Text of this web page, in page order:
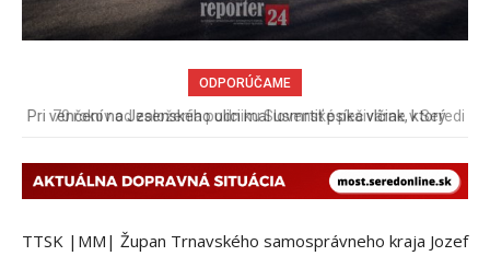
ODPORÚČAME
70 rokov od založenia podniku Slovenské pečivárne v Seredi
TTSK |MM| Župan Trnavského samosprávneho kraja Jozef